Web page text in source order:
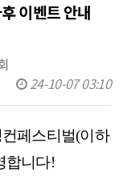
이벤트 안내
24-10-07 03:10
페스티벌(이하
합니다!